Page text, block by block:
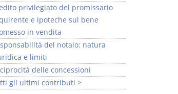
privilegiato del promissario
e ipoteche sul bene
in vendita
del notaio: natura
e limiti
delle concessioni
gli ultimi contributi >